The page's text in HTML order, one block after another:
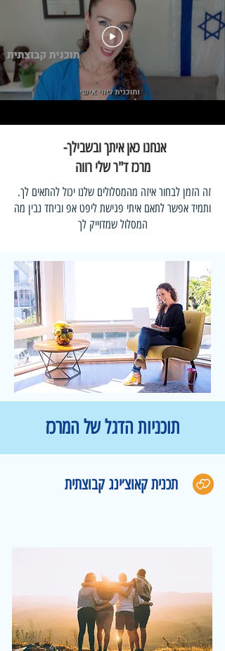
אנחנו כאן איתך ובשבילך-
מרכז ד"ר שלי רווה
זה הזמן לבחור איזה מהמסלולים שלנו יכול להתאים לך.
ותמיד אפשר לתאם איתי פגישת ליפט אפ וביחד נבין מה
המסלול שמדוייק לך
תוכניות הדגל של המרכז
תכנית קאוצ׳ינג קבוצתית